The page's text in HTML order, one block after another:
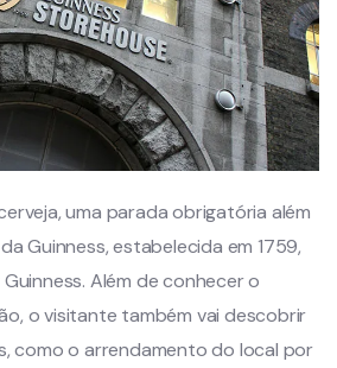
uma parada obrigatória além
Guinness, estabelecida em 1759,
Além de conhecer o
o visitante também vai descobrir
como o arrendamento do local por